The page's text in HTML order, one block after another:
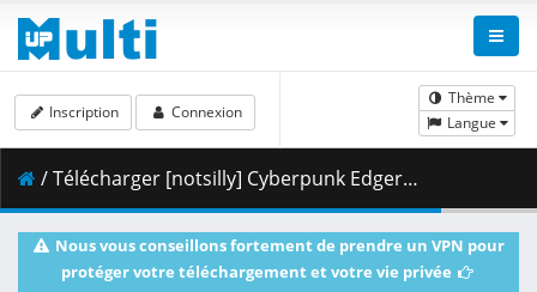
Thème
Langue
Inscription Connexion
/ Télécharger [notsilly] Cyberpunk Edgerunners - S01E03 (WEB-DL 1080p HEVC E-AC-3) .mkv.001 ( 489.30 MB )
Nous vous conseillons fortement de prendre un VPN pour
protéger votre téléchargement et votre vie privée